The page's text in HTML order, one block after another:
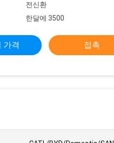
전신환
한달에 3500
가격 접촉